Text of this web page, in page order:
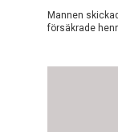
Mannen
försäkrade